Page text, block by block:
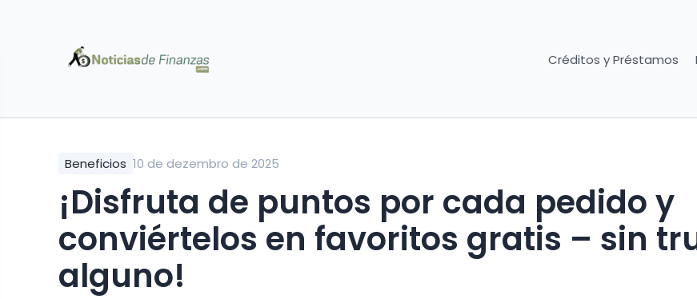
Créditos y Préstamos
Beneficios 10 de dezembro de 2025
¡Disfruta de puntos por cada pedido y
conviértelos en favoritos gratis – sin
alguno!